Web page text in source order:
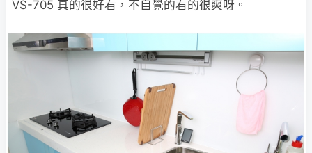
VS-705 真的很好看，不自覺的看的很爽呀。